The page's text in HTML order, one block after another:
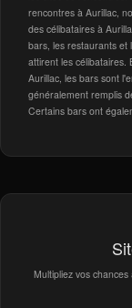
rencontres à Aurillac,
des célibataires à
bars, les restaurants et
attirent les célibataires.
Aurillac, les bars sont
généralement remplis
Certains bars ont
Multipliez vos